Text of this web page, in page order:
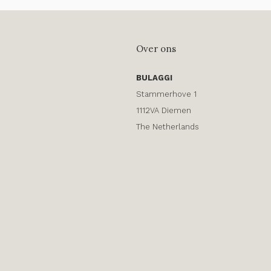
Over ons
BULAGGI
Stammerhove 1
1112VA Diemen
The Netherlands